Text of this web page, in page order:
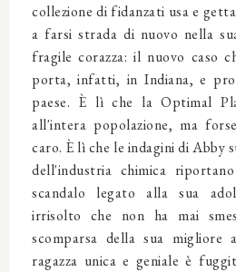
collezione di fidanzati usa e
a farsi strada di nuovo nella
fragile corazza: il nuovo caso
porta, infatti, in Indiana, e
paese. È lì che la Optimal
all'intera popolazione, ma
caro. È lì che le indagini di Abby
dell'industria chimica
scandalo legato alla sua
irrisolto che non ha mai
scomparsa della sua migliore
ragazza unica e geniale è